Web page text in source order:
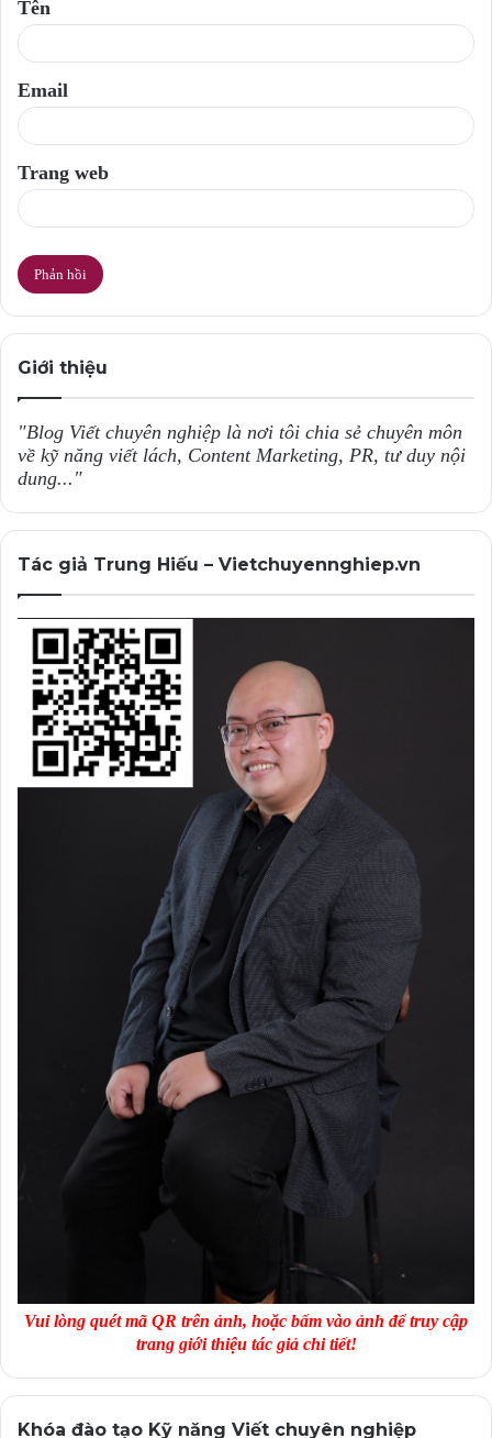
n
*
Tên
Email
Trang web
Giới thiệu
"Blog Viết chuyên nghiệp là nơi tôi chia sẻ chuyên môn
về kỹ năng viết lách, Content Marketing, PR, tư duy nội
dung..."
Tác giả Trung Hiếu – Vietchuyennghiep.vn
Vui lòng quét mã QR trên ảnh, hoặc bấm vào ảnh để truy cập
trang giới thiệu tác giả chi tiết!
Khóa đào tạo Kỹ năng Viết chuyên nghiệp